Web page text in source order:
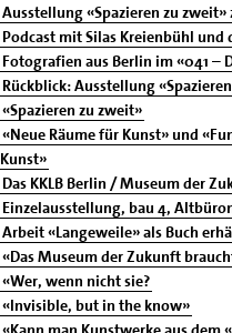
Ausstellung «Spazieren zu zweit»
Podcast mit Silas Kreienbühl und
Fotografien aus Berlin im «041 –
Rückblick: Ausstellung
«Spazieren zu zweit»
«Neue Räume für Kunst» und
Kunst»
Das KKLB Berlin / Museum der
Einzelausstellung, bau 4,
Arbeit «Langeweile» als Buch
«Das Museum der Zukunft
«Wer, wenn nicht sie?
«Invisible, but in the know»